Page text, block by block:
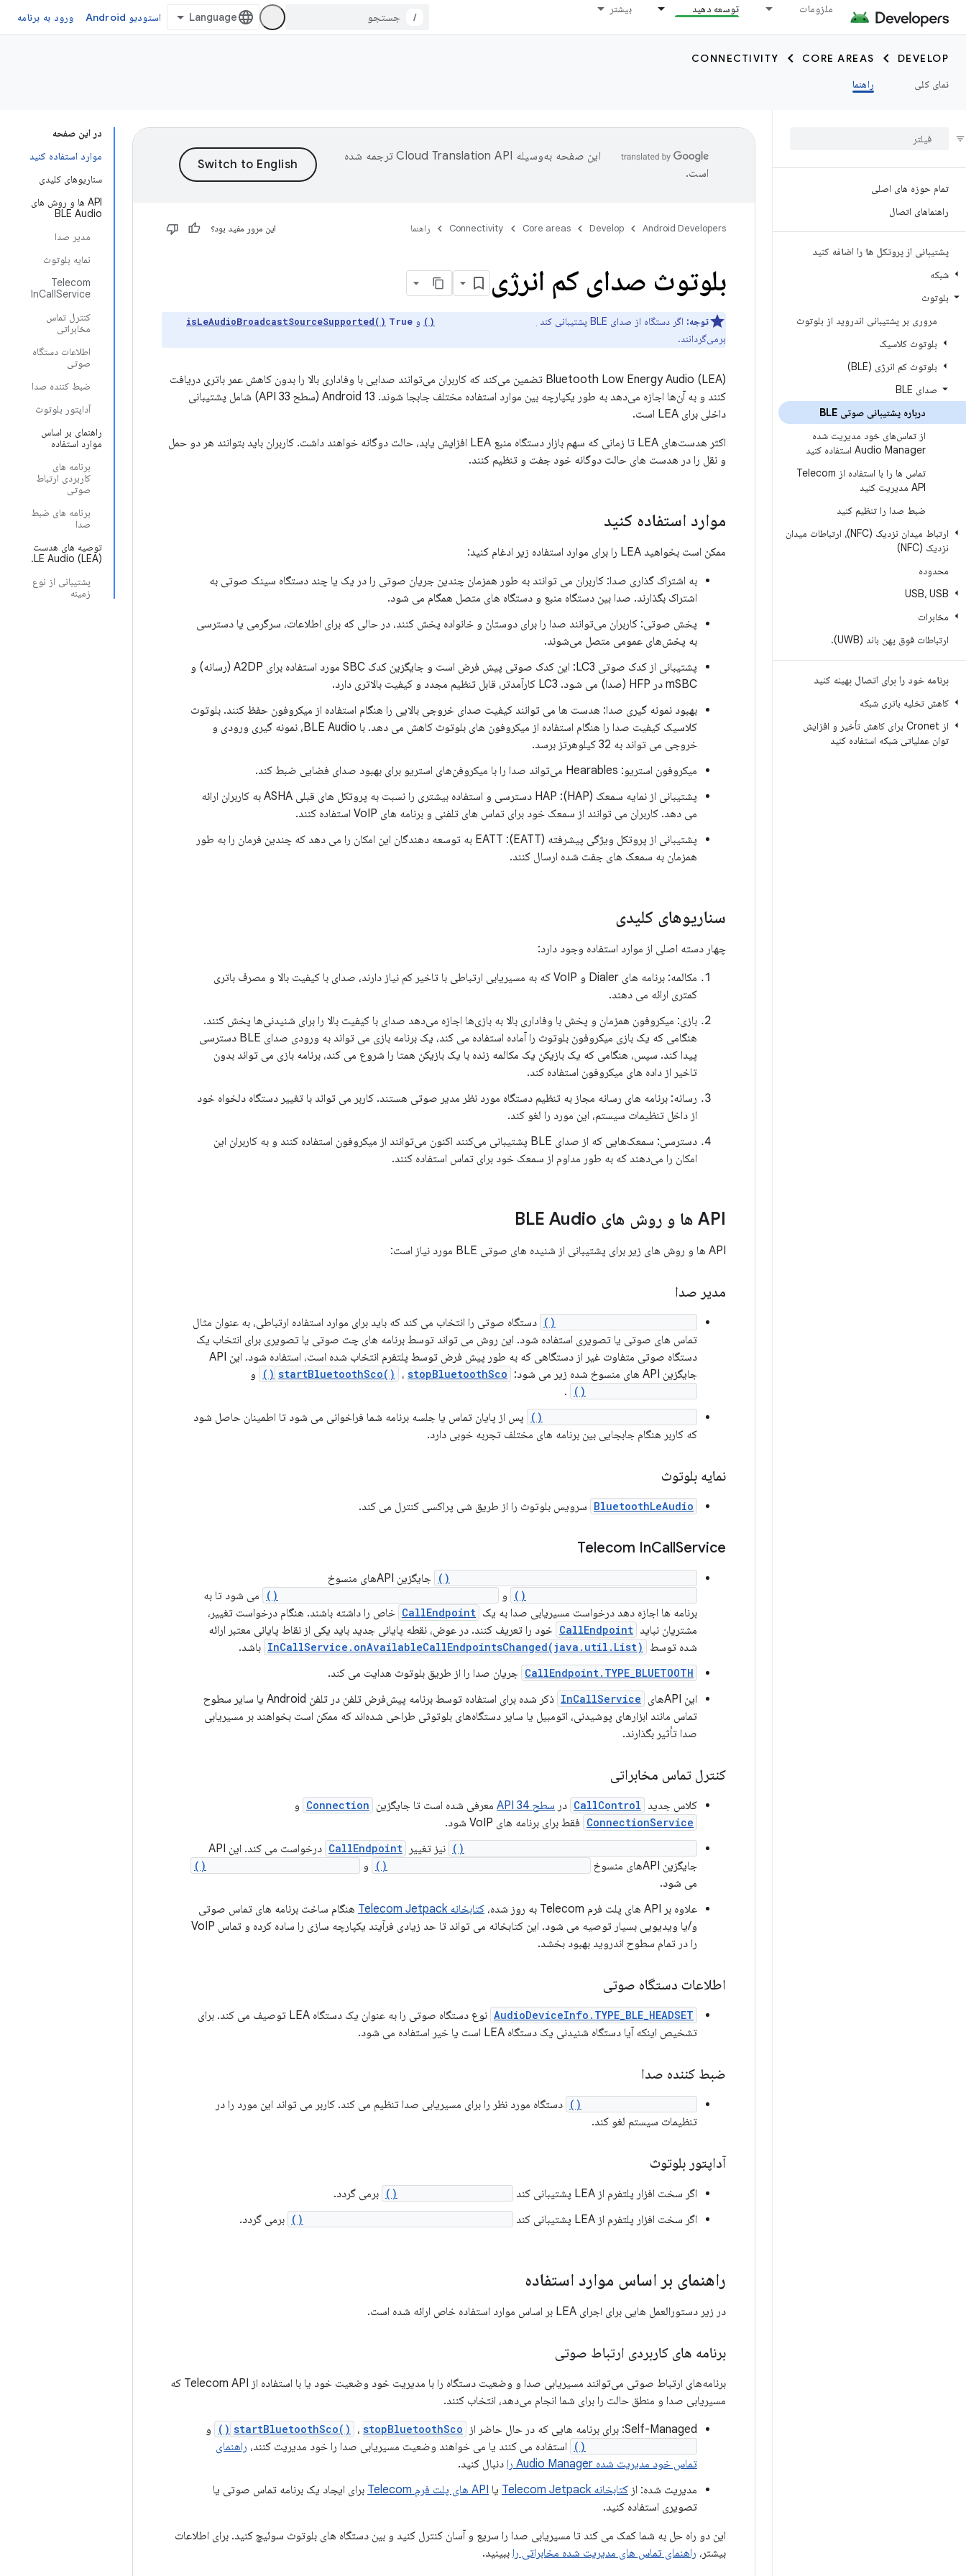
ملزومات توسعه دهید بیشتر
/ استودیو Android ورود به برنامه
DEVELOP
CORE AREAS
CONNECTIVITY
نمای کلی
راهنما
تمام حوزه های اصلی
راهنماهای اتصال
پشتیبانی از پروتکل ها را اضافه کنید
شبکه
بلوتوث
مروری بر پشتیبانی اندروید از بلوتوث
بلوتوث کلاسیک
بلوتوث کم انرژی (BLE)
صدای BLE
درباره پشتیبانی صوتی BLE
از تماس‌های خود مدیریت شده
Audio Manager استفاده کنید
تماس ها را با استفاده از Telecom
API مدیریت کنید
ضبط صدا را تنظیم کنید
ارتباط میدان نزدیک (NFC)، ارتباطات میدان
نزدیک (NFC)
محدوده
USB، USB
مخابرات
ارتباطات فوق پهن باند (UWB)
.
برنامه خود را برای اتصال بهینه کنید
کاهش تخلیه باتری شبکه
از Cronet برای کاهش تأخیر و افزایش
توان عملیاتی شبکه استفاده کنید
در این صفحه
موارد استفاده کنید
سناریوهای کلیدی
API ها و روش های
BLE Audio
مدیر صدا
نمایه بلوتوث
Telecom
InCallService
کنترل تماس
مخابراتی
اطلاعات دستگاه
صوتی
ضبط کننده صدا
آداپتور بلوتوث
راهنمای بر اساس
موارد استفاده
برنامه های
کاربردی ارتباط
صوتی
برنامه های ضبط
صدا
توصیه های هدست
LE Audio (LEA).
پشتیبانی از نوع
زمینه
این صفحه به‌وسیله
ترجمه شده
است.
Android Developers
Develop
Core areas
Connectivity راهنما این مرور مفید بود؟
بلوتوث صدای کم انرژی
توجه: اگر دستگاه از صدای BLE پشتیبانی کند و isLeAudioBroadcastSourceSupported() True
برمی‌گردانند.
Bluetooth Low Energy Audio (LEA) تضمین می‌کند که کاربران می‌توانند صدایی با وفاداری بالا را بدون کاهش عمر باتری دریافت
کنند و به آن‌ها اجازه می‌دهد به طور یکپارچه بین موارد استفاده مختلف جابجا شوند. Android 13 (سطح API 33) شامل پشتیبانی
داخلی برای LEA است.
اکثر هدست‌های LEA تا زمانی که سهم بازار دستگاه منبع LEA افزایش یابد، حالت دوگانه خواهند داشت. کاربران باید بتوانند هر دو حمل
و نقل را در هدست های حالت دوگانه خود جفت و تنظیم کنند.
موارد استفاده کنید
ممکن است بخواهید LEA را برای موارد استفاده زیر ادغام کنید:
به اشتراک گذاری صدا: کاربران می توانند به طور همزمان چندین جریان صوتی را در یک یا چند دستگاه سینک صوتی به
اشتراک بگذارند. صدا بین دستگاه منبع و دستگاه های متصل همگام می شود.
پخش صوتی: کاربران می‌توانند صدا را برای دوستان و خانواده پخش کنند، در حالی که برای اطلاعات، سرگرمی یا دسترسی
به پخش‌های عمومی متصل می‌شوند.
پشتیبانی از کدک صوتی LC3: این کدک صوتی پیش فرض است و جایگزین کدک SBC مورد استفاده برای A2DP (رسانه) و
mSBC در HFP (صدا) می شود. LC3 کارآمدتر، قابل تنظیم مجدد و کیفیت بالاتری دارد.
بهبود نمونه گیری صدا: هدست ها می توانند کیفیت صدای خروجی بالایی را هنگام استفاده از میکروفون حفظ کنند. بلوتوث
کلاسیک کیفیت صدا را هنگام استفاده از میکروفون های بلوتوث کاهش می دهد. با BLE Audio، نمونه گیری ورودی و
خروجی می تواند به 32 کیلوهرتز برسد.
میکروفون استریو: Hearables می‌تواند صدا را با میکروفن‌های استریو برای بهبود صدای فضایی ضبط کند.
پشتیبانی از نمایه سمعک (HAP): HAP دسترسی و استفاده بیشتری را نسبت به پروتکل های قبلی ASHA به کاربران ارائه
می دهد. کاربران می توانند از سمعک خود برای تماس های تلفنی و برنامه های VoIP استفاده کنند.
پشتیبانی از پروتکل ویژگی پیشرفته (EATT): EATT به توسعه دهندگان این امکان را می دهد که چندین فرمان را به طور
همزمان به سمعک های جفت شده ارسال کنند.
سناریوهای کلیدی
چهار دسته اصلی از موارد استفاده وجود دارد:
مکالمه: برنامه های Dialer و VoIP که به مسیریابی ارتباطی با تاخیر کم نیاز دارند، صدای با کیفیت بالا و مصرف باتری
کمتری ارائه می دهند.
بازی: میکروفون همزمان و پخش با وفاداری بالا به بازی‌ها اجازه می‌دهد صدای با کیفیت بالا را برای شنیدنی‌ها پخش کنند.
هنگامی که یک بازی میکروفون بلوتوث را آماده استفاده می کند، یک برنامه بازی می تواند به ورودی صدای BLE دسترسی
پیدا کند. سپس، هنگامی که یک بازیکن یک مکالمه زنده با یک بازیکن همتا را شروع می کند، برنامه بازی می تواند بدون
تاخیر از داده های میکروفون استفاده کند.
رسانه: برنامه های رسانه مجاز به تنظیم دستگاه مورد نظر مدیر صوتی هستند. کاربر می تواند با تغییر دستگاه دلخواه خود
از داخل تنظیمات سیستم، این مورد را لغو کند.
دسترسی: سمعک‌هایی که از صدای BLE پشتیبانی می‌کنند اکنون می‌توانند از میکروفون استفاده کنند و به کاربران این
امکان را می‌دهند که به طور مداوم از سمعک خود برای تماس استفاده کنند.
API ها و روش های BLE Audio
API ها و روش های زیر برای پشتیبانی از شنیده های صوتی BLE مورد نیاز است:
مدیر صدا
دستگاه صوتی را انتخاب می کند که باید برای موارد استفاده ارتباطی، به عنوان مثال
تماس های صوتی یا تصویری استفاده شود. این روش می تواند توسط برنامه های چت صوتی یا تصویری برای انتخاب یک
دستگاه صوتی متفاوت غیر از دستگاهی که به طور پیش فرض توسط پلتفرم انتخاب شده است، استفاده شود. این API
جایگزین API های منسوخ شده زیر می شود:
startBluetoothSco() ، stopBluetoothSco() و
.
پس از پایان تماس یا جلسه برنامه شما فراخوانی می شود تا اطمینان حاصل شود
که کاربر هنگام جابجایی بین برنامه های مختلف تجربه خوبی دارد.
نمایه بلوتوث
BluetoothLeAudio سرویس بلوتوث را از طریق شی پراکسی کنترل می کند.
Telecom InCallService
جایگزین APIهای منسوخ
و
می شود تا به
برنامه ها اجازه دهد درخواست مسیریابی صدا به یک CallEndpoint خاص را داشته باشند. هنگام درخواست تغییر،
مشتریان نباید CallEndpoint خود را تعریف کنند. در عوض، نقطه پایانی جدید باید یکی از نقاط پایانی معتبر ارائه
شده توسط InCallService.onAvailableCallEndpointsChanged(java.util.List) باشد.
CallEndpoint.TYPE_BLUETOOTH جریان صدا را از طریق بلوتوث هدایت می کند.
این APIهای
InCallService
ذکر شده برای استفاده توسط برنامه پیش‌فرض تلفن در تلفن Android یا سایر سطوح
تماس مانند ابزارهای پوشیدنی، اتومبیل یا سایر دستگاه‌های بلوتوثی طراحی شده‌اند که ممکن است بخواهند بر مسیریابی
صدا تأثیر بگذارند.
کنترل تماس مخابراتی
کلاس جدید CallControl در سطح API 34 معرفی شده است تا جایگزین Connection و
ConnectionService فقط برای برنامه های VoIP شود.
نیز تغییر CallEndpoint
درخواست می کند. این API
جایگزین APIهای منسوخ
و
می شود.
علاوه بر API های پلت فرم Telecom به روز شده،
کتابخانه Telecom Jetpack
هنگام ساخت برنامه های تماس صوتی
و/یا ویدیویی بسیار توصیه می شود. این کتابخانه می تواند تا حد زیادی فرآیند یکپارچه سازی را ساده کرده و تماس VoIP
را در تمام سطوح اندروید بهبود بخشد.
اطلاعات دستگاه صوتی
AudioDeviceInfo.TYPE_BLE_HEADSET
نوع دستگاه صوتی را به عنوان یک دستگاه LEA توصیف می کند. برای
تشخیص اینکه آیا دستگاه شنیدنی یک دستگاه LEA است یا خیر استفاده می شود.
ضبط کننده صدا
دستگاه مورد نظر را برای مسیریابی صدا تنظیم می کند. کاربر می تواند این مورد را در
تنظیمات سیستم لغو کند.
آداپتور بلوتوث
اگر سخت افزار پلتفرم از LEA پشتیبانی کند
برمی گردد.
اگر سخت افزار پلتفرم از LEA پشتیبانی کند
برمی گردد.
راهنمای بر اساس موارد استفاده
در زیر دستورالعمل هایی برای اجرای LEA بر اساس موارد استفاده خاص ارائه شده است.
برنامه های کاربردی ارتباط صوتی
برنامه‌های ارتباط صوتی می‌توانند مسیریابی صدا و وضعیت دستگاه را با مدیریت خود وضعیت خود یا با استفاده از Telecom API که
مسیریابی صدا و منطق حالت را برای شما انجام می‌دهد، انتخاب کنند.
Self-Managed: برای برنامه هایی که در حال حاضر از
startBluetoothSco() ، stopBluetoothSco() و
استفاده می کنند یا می خواهند وضعیت مسیریابی صدا را خود مدیریت کنند، راهنمای
تماس خود مدیریت شده Audio Manager را
دنبال کنید.
مدیریت شده: از کتابخانه Telecom Jetpack یا API های پلت فرم Telecom
برای ایجاد یک برنامه تماس صوتی یا
تصویری استفاده کنید.
این دو راه حل به شما کمک می کند تا مسیریابی صدا را سریع و آسان کنترل کنید و بین دستگاه های بلوتوث سوئیچ کنید. برای اطلاعات
بیشتر، راهنمای تماس های مدیریت شده مخابراتی را ببینید.